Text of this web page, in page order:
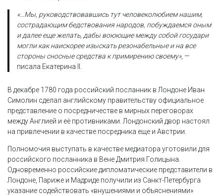
«…Мы, руководствовавшись тут человеколюбием нашим,
сострадающим бедствования народов, побуждаемся оным
и далее еще желать, дабы воюющие между собой государи
могли как наискорее изыскать резонабельные и на все
стороны сносные средства к примирению своему», —
писала Екатерина II.
В декабре 1780 года российский посланник в Лондоне Иван
Симолин сделал английскому правительству официальное
представление о посредничестве в мирных переговорах
между Англией и её противниками. Лондонский двор настоял
на привлечении в качестве посредника еще и Австрии.
Полномочия выступать в качестве медиатора уготовили для
российского посланника в Вене Дмитрия Голицына.
Одновременно российские дипломатические представители в
Лондоне, Париже и Мадриде получили из Санкт-Петербурга
указание содействовать «внушениями и объяснениями»